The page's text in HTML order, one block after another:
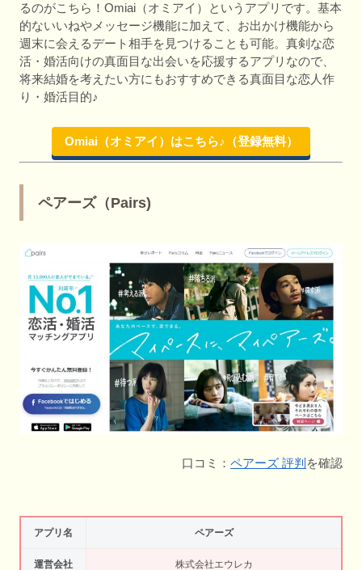
るのがこちら！Omiai（オミアイ）というアプリです。基本
的ないいねやメッセージ機能に加えて、お出かけ機能から
週末に会えるデート相手を見つけることも可能。真剣な恋
活・婚活向けの真面目な出会いを応援するアプリなので、
将来結婚を考えたい方にもおすすめできる真面目な恋人作
り・婚活目的♪
Omiai（オミアイ）はこちら♪（登録無料）
ペアーズ（Pairs)
口コミ： ペアーズ 評判 を確認
アプリ名 ペアーズ
運営会社 株式会社エウレカ